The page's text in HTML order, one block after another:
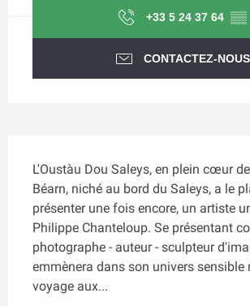
+33 5 24 37 64 ▒▒
CONTACTEZ-NOUS
L'Oustàu Dou Saleys, en plein cœur
Béarn, niché au bord du Saleys, a le
présenter une fois encore, un artiste
Philippe Chanteloup. Se présentant
photographe - auteur - sculpteur
emmènera dans son univers sensible
voyage aux...